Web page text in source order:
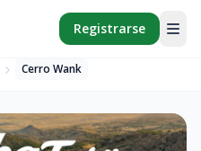
Registrarse
Cerro Wank